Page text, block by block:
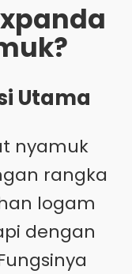
Utama
nyamuk
rangka
logam
dengan